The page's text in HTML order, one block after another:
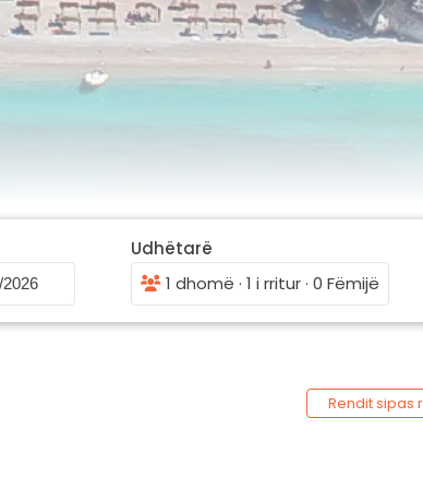
Udhëtarë
1 dhomë · 1 i rritur · 0 Fëmijë